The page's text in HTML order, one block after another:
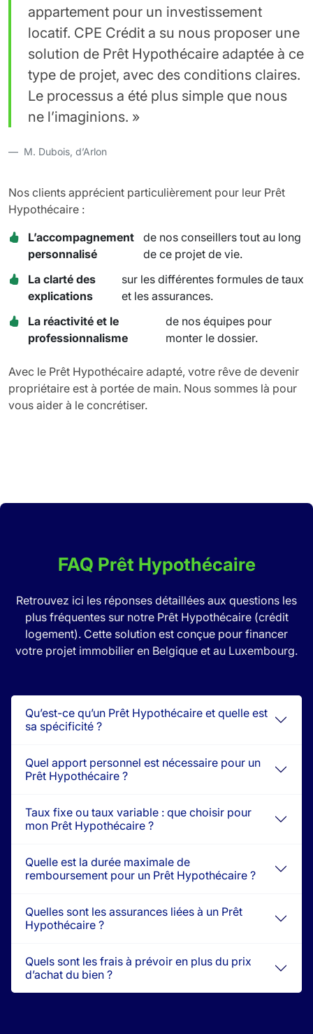
appartement pour un investissement
locatif. CPE Crédit a su nous proposer une
solution de Prêt Hypothécaire adaptée à ce
type de projet, avec des conditions claires.
Le processus a été plus simple que nous
ne l’imaginions. »
M. Dubois, d’Arlon
Nos clients apprécient particulièrement pour leur Prêt
Hypothécaire :
L’accompagnement
personnalisé
de nos conseillers tout au long
de ce projet de vie.
La clarté des
explications
sur les différentes formules de taux
et les assurances.
La réactivité et le
professionnalisme
de nos équipes pour
monter le dossier.
Avec le Prêt Hypothécaire adapté, votre rêve de devenir
propriétaire est à portée de main. Nous sommes là pour
vous aider à le concrétiser.
FAQ Prêt Hypothécaire
Retrouvez ici les réponses détaillées aux questions les
plus fréquentes sur notre Prêt Hypothécaire (crédit
logement). Cette solution est conçue pour financer
votre projet immobilier en Belgique et au Luxembourg.
Qu’est-ce qu’un Prêt Hypothécaire et quelle est
sa spécificité ?
Quel apport personnel est nécessaire pour un
Prêt Hypothécaire ?
Taux fixe ou taux variable : que choisir pour
mon Prêt Hypothécaire ?
Quelle est la durée maximale de
remboursement pour un Prêt Hypothécaire ?
Quelles sont les assurances liées à un Prêt
Hypothécaire ?
Quels sont les frais à prévoir en plus du prix
d’achat du bien ?